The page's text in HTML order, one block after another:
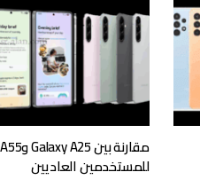
للمستخدمين العاديين